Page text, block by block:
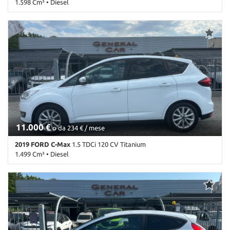
1.598 Cm³ • Diesel
228.000 Km • Cambio Manuale (6) • Nero metallizzato • 5 Porte •
ABS • Airbag • Airbag laterali • Airbag Passeggero • Alzacristalli
elettrici • Autoradio • Bluetooth • Boardcomputer • Bracciolo •
Cerchi in lega • Chiusura centralizzata telecomandata •
Climatizzatore • Controllo automatico clima • Controllo vocale •
Cruise Control • Fendinebbia • Filtro antiparticolato •
Immobilizzatore elettronico • Isofix • Luci diurne LED • Sedile
posteriore sdoppiato • Sensori di parcheggio posteriori •
Servosterzo • Specchietti laterali elettrici • Start/Stop Automatico
• Touch screen • USB • Vivavoce • Volante in pelle • Volante
multifunzione
11.000 €o da 234 € / mese
2019 FORD C-Max 1.5 TDCi 120 CV Titanium
1.499 Cm³ • Diesel
82.000 Km • Cambio Manuale (6) • Bianco pastello • 5 Porte • ABS •
Airbag • Airbag laterali • Airbag Passeggero • Airbag testa •
Alzacristalli elettrici • Autoradio • Bluetooth • Boardcomputer •
Bracciolo • Cerchi in lega • Chiusura centralizzata telecomandata •
Climatizzatore automatico, 2 zone • Controllo trazione • Controllo
vocale • Cruise Control • ESP • Fendinebbia • Filtro antiparticolato